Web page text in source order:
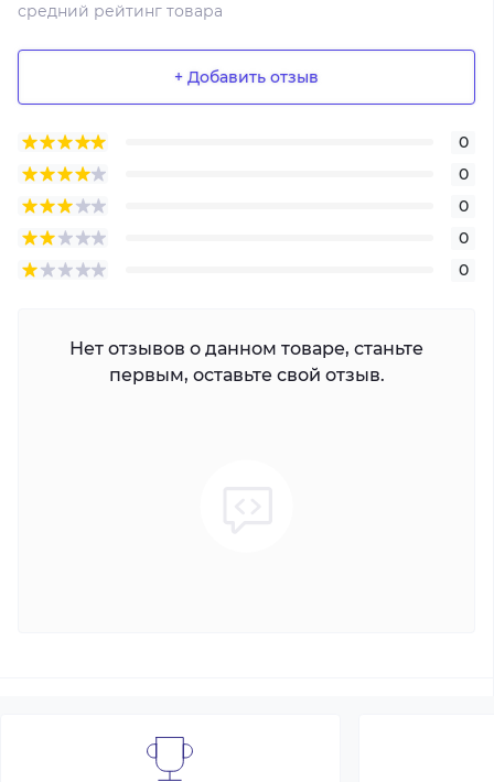
средний рейтинг товара
+ Добавить отзыв
0
0
0
0
0
Нет отзывов о данном товаре, станьте
первым, оставьте свой отзыв.